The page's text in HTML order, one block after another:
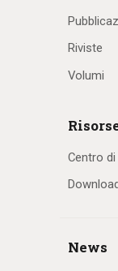
Riviste
Volumi
Centro
News